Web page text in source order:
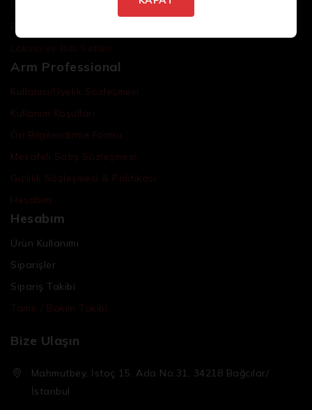
Cırcır Kolları
Batarya ve Adaptörler
Lokma ve Bits Setleri
Arm Professional
Kullanıcı/Üyelik Sözleşmesi
Kullanım Koşulları
Ön Bilgilendirme Formu
Mesafeli Satış Sözleşmesi
Gizlilik Sözleşmesi & Politikası
Hesabım
Hesabım
Ürün Kullanımı
Siparişler
Sipariş Takibi
Tamir / Bakım Takibi
Bize Ulaşın
Mahmutbey, İstoç 15. Ada No:31, 34218 Bağcılar/
İstanbul